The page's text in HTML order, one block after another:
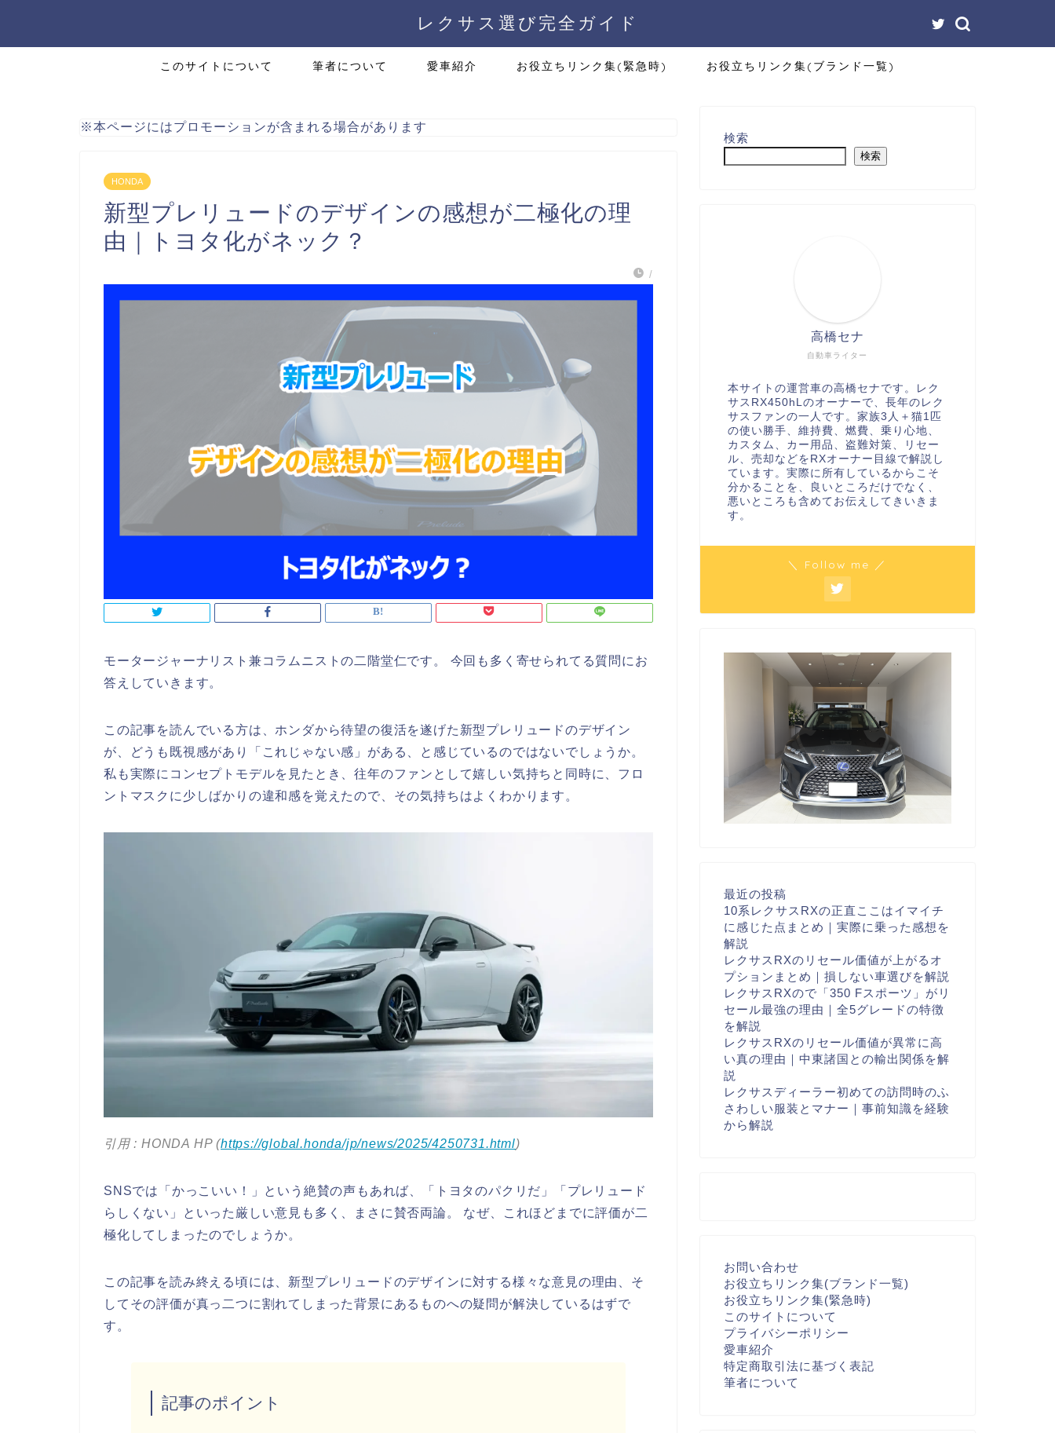
レクサス選び完全ガイド
このサイトについて 筆者について 愛車紹介 お役立ちリンク集(緊急時) お役立ちリンク集(ブランド一覧)
※本ページにはプロモーションが含まれる場合があります
HONDA
新型プレリュードのデザインの感想が二極化の理
由｜トヨタ化がネック？
/
モータージャーナリスト兼コラムニストの二階堂仁です。 今回も多く寄せられてる質問にお
答えしていきます。
この記事を読んでいる方は、ホンダから待望の復活を遂げた新型プレリュードのデザイン
が、どうも既視感があり「これじゃない感」がある、と感じているのではないでしょうか。
私も実際にコンセプトモデルを見たとき、往年のファンとして嬉しい気持ちと同時に、フロ
ントマスクに少しばかりの違和感を覚えたので、その気持ちはよくわかります。
引用 : HONDA HP (https://global.honda/jp/news/2025/4250731.html)
SNSでは「かっこいい！」という絶賛の声もあれば、「トヨタのパクリだ」「プレリュード
らしくない」といった厳しい意見も多く、まさに賛否両論。 なぜ、これほどまでに評価が二
極化してしまったのでしょうか。
この記事を読み終える頃には、新型プレリュードのデザインに対する様々な意見の理由、そ
してその評価が真っ二つに割れてしまった背景にあるものへの疑問が解決しているはずで
す。
記事のポイント
検索
検索
自動車ライター
高橋セナ
本サイトの運営車の高橋セナです。レク
サスRX450hLのオーナーで、長年のレク
サスファンの一人です。家族3人＋猫1匹
の使い勝手、維持費、燃費、乗り心地、
カスタム、カー用品、盗難対策、リセー
ル、売却などをRXオーナー目線で解説し
ています。実際に所有しているからこそ
分かることを、良いところだけでなく、
悪いところも含めてお伝えしてきいきま
す。
＼ Follow me ／
最近の投稿
10系レクサスRXの正直ここはイマイチ
に感じた点まとめ｜実際に乗った感想を
解説
レクサスRXのリセール価値が上がるオ
プションまとめ｜損しない車選びを解説
レクサスRXので「350 Fスポーツ」がリ
セール最強の理由｜全5グレードの特徴
を解説
レクサスRXのリセール価値が異常に高
い真の理由｜中東諸国との輸出関係を解
説
レクサスディーラー初めての訪問時のふ
さわしい服装とマナー｜事前知識を経験
から解説
お問い合わせ
お役立ちリンク集(ブランド一覧)
お役立ちリンク集(緊急時)
このサイトについて
プライバシーポリシー
愛車紹介
特定商取引法に基づく表記
筆者について